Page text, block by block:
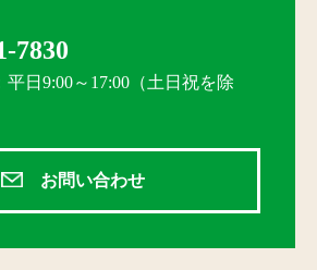
7830
平日9:00～17:00（土日祝を除
お問い合わせ